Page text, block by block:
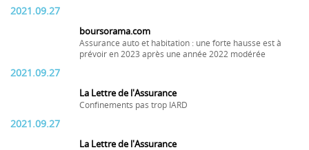
2021.09.27
boursorama.com
Assurance auto et habitation : une forte hausse est à
prévoir en 2023 après une année 2022 modérée
2021.09.27
La Lettre de l'Assurance
Confinements pas trop IARD
2021.09.27
La Lettre de l'Assurance